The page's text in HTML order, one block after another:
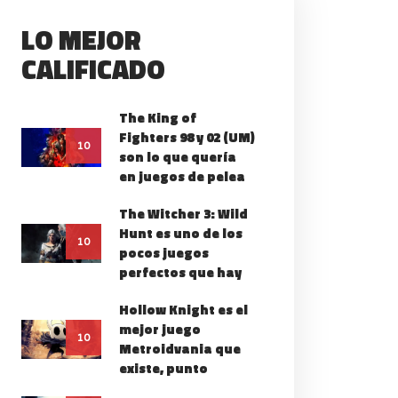
3 ES EL FPS
GENÉRICO DEL
LO MEJOR
CALIFICADO
10
The King of
Fighters 98 y 02 (UM)
son lo que quería
en juegos de pelea
10
The Witcher 3: Wild
Hunt es uno de los
pocos juegos
perfectos que hay
10
Hollow Knight es el
mejor juego
Metroidvania que
existe, punto